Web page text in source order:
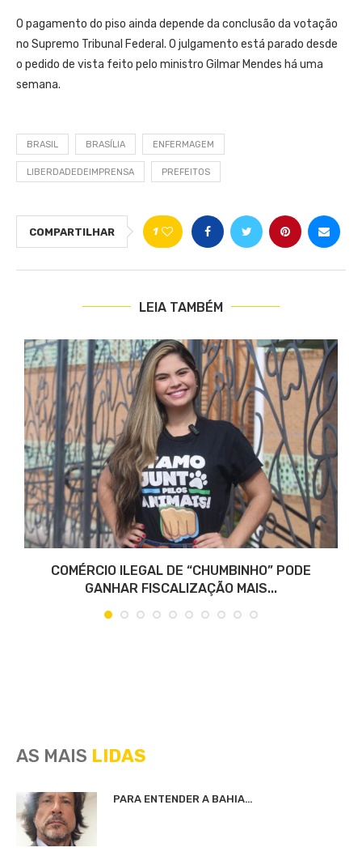
O pagamento do piso ainda depende da conclusão da votação
no Supremo Tribunal Federal. O julgamento está parado desde
o pedido de vista feito pelo ministro Gilmar Mendes há uma
semana.
BRASIL BRASÍLIA ENFERMAGEM
LIBERDADEDEIMPRENSA PREFEITOS
COMPARTILHAR 1
LEIA TAMBÉM
COMÉRCIO ILEGAL DE “CHUMBINHO” PODE
GANHAR FISCALIZAÇÃO MAIS...
AS MAIS LIDAS
PARA ENTENDER A BAHIA…